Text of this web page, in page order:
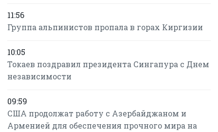
11:56
Группа альпинистов пропала в горах Киргизии
10:05
Токаев поздравил президента Сингапура с Днем
независимости
09:59
США продолжат работу с Азербайджаном и
Арменией для обеспечения прочного мира на